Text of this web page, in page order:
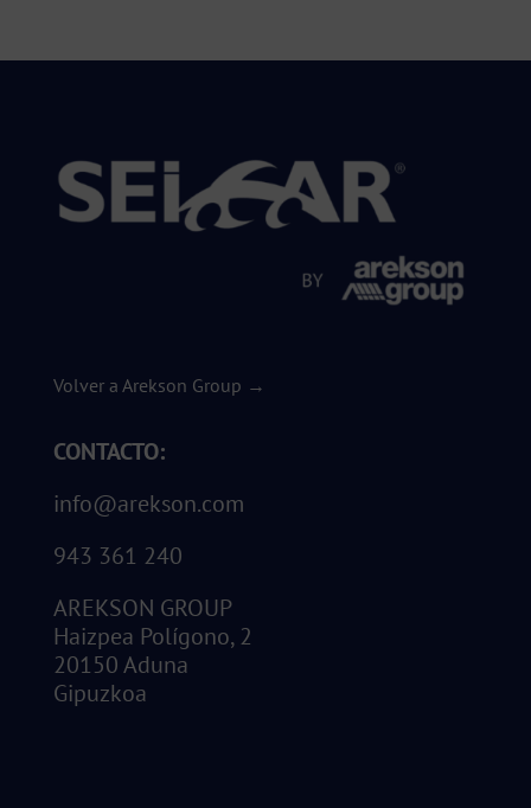
Volver a Arekson Group →
CONTACTO:
info@arekson.com
943 361 240
AREKSON GROUP
Haizpea Polígono, 2
20150 Aduna
Gipuzkoa